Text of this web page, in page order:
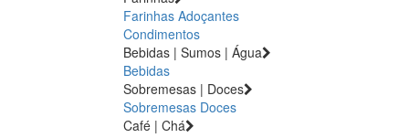
Farinhas Adoçantes
Condimentos
Bebidas | Sumos | Água
Bebidas
Sobremesas | Doces
Sobremesas Doces
Café | Chá